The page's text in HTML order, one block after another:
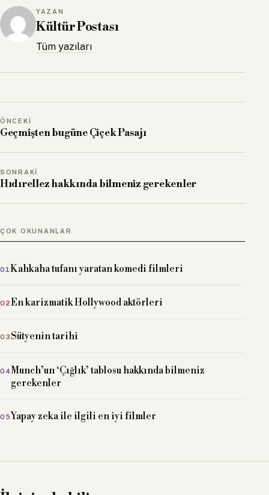
YAZAN
Kültür Postası
Tüm yazıları
ÖNCEKI
Geçmişten bugüne Çiçek Pasajı
SONRAKI
Hıdırellez hakkında bilmeniz gerekenler
ÇOK OKUNANLAR
Kahkaha tufanı yaratan komedi filmleri
En karizmatik Hollywood aktörleri
Sütyenin tarihi
Munch’un ‘Çığlık’ tablosu hakkında bilmeniz
gerekenler
Yapay zeka ile ilgili en iyi filmler